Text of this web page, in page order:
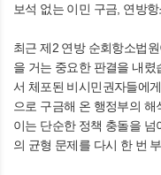
보석 없는 이민 구금, 연방
최근 제2 연방 순회항소법
을 거는 중요한 판결을 내
서 체포된 비시민권자들에
으로 구금해 온 행정부의
이는 단순한 정책 충돌을
의 균형 문제를 다시 한 번